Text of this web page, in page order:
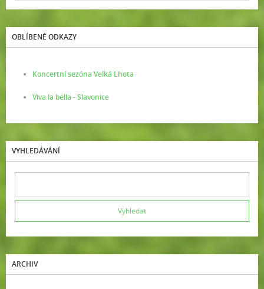
OBLÍBENÉ ODKAZY
Koncertní sezóna Velká Lhota
Viva la bella - Slavonice
VYHLEDÁVÁNÍ
ARCHIV